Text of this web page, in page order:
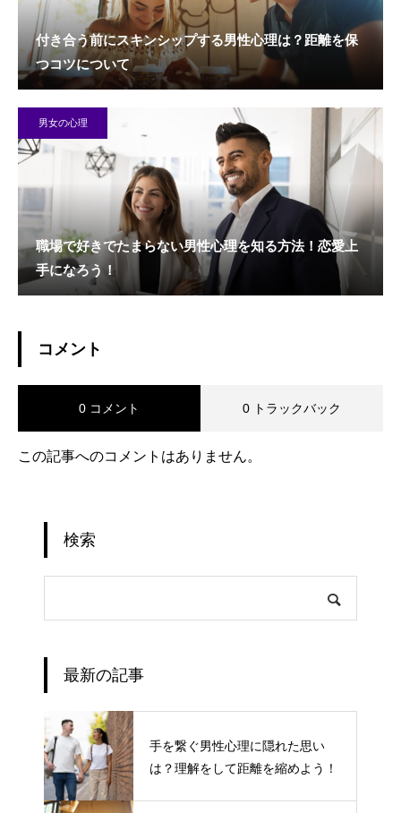
付き合う前にスキンシップする男性心理は？距離を保
つコツについて
男女の心理
職場で好きでたまらない男性心理を知る方法！恋愛上
手になろう！
コメント
0 コメント 0 トラックバック
この記事へのコメントはありません。
検索
最新の記事
手を繋ぐ男性心理に隠れた思い
は？理解をして距離を縮めよう！